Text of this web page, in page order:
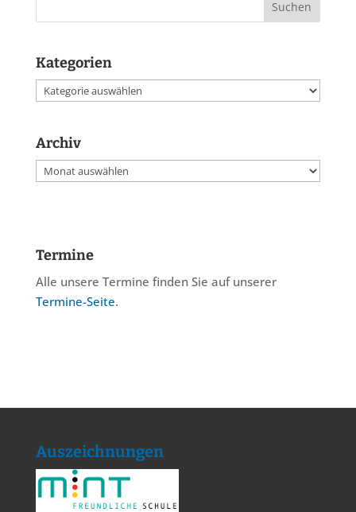
Kategorien
Kategorien
Archiv
Archiv
Termine
Alle unsere Termine finden Sie auf unserer
Termine-Seite.
Auszeichnungen